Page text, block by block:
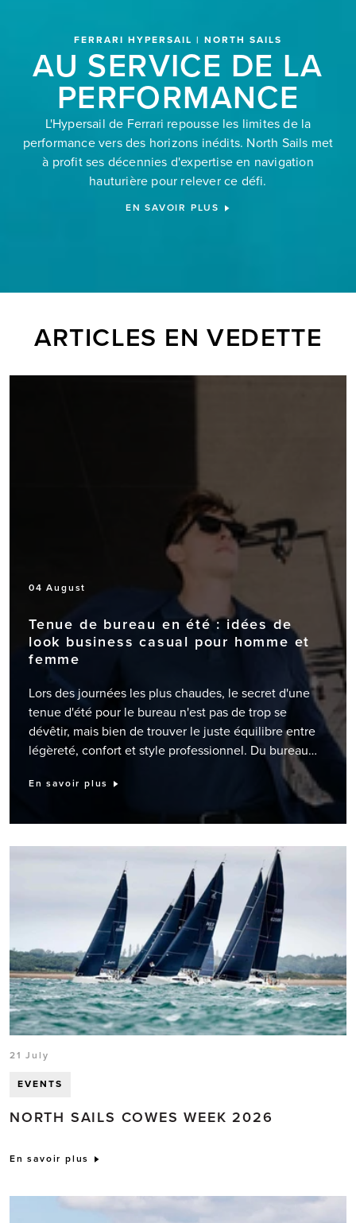
FERRARI HYPERSAIL | NORTH SAILS
AU SERVICE DE LA
PERFORMANCE
L'Hypersail de Ferrari repousse les limites de la
performance vers des horizons inédits. North Sails met
à profit ses décennies d'expertise en navigation
hauturière pour relever ce défi.
EN SAVOIR PLUS
ARTICLES EN VEDETTE
04 August
Tenue de bureau en été : idées de
look business casual pour homme et
femme
Lors des journées les plus chaudes, le secret d'une tenue d'été pour le bureau n'est pas de trop se dévêtir, mais bien de trouver le juste équilibre entre légèreté, confort et style professionnel. Du bureau aux réunions, jusqu’aux afterworks, le défi consiste à garder une allure soignée tout en profitant de la fraîcheur nécessaire en cette saison. Pour y parvenir, il est essentiel de privilégier des tissus respirants, des coupes confortables et des accessoires bien pensés. Alliant style décontracté et finitions soignées, la collection Lifestyle de North Sails répond parfaitement aux exigences du vestiaire contemporain : des lignes sobres, des couleurs faciles à associer et des matières performantes. Elle garantit ainsi un vrai confort et une grande liberté de mouvement, du bureau aux moments de détente. Une approche moderne qui réinterprète l'élégance estivale avec simplicité, sans jamais faire de compromis sur la polyvalence. Comment s’habiller en été au bureau ? Pour adapter le dress code formel aux températures estivales, la solution réside dans une garde-robe capsule bien pensée : quelques pièces sélectionnées, faciles à coordonner, qui vous accompagnent du matin au soir. L'équilibre parfait se trouve dans des vêtements mariant fraîcheur et allure professionnelle. Des matières légères, des coupes fluides et des détails astucieux permettent ainsi de composer une tenue de travail d'été impeccable, même en pleine canicule. Un bon look de bureau estival doit être aussi adapté aux déplacements urbains qu'à la vie en entreprise. C'est pourquoi les blazers légers, les chemises amples, les pantalons larges et les robes épurées deviennent des alliés indispensables. Une tenue de travail casual en été, qu'elle soit pour femme ou pour homme, reste tout à fait professionnelle si elle mise sur des lignes nettes et des teintes équilibrées. Des matières légères et performantes Le choix des tissus est crucial pour affronter la chaleur sans sacrifier l’élégance ni la tenue de vos vêtements. Le lin reste un incontournable naturel, idéal pour un blazer déstructuré, une chemise ou un pantalon fluide. Le coton apporte fraîcheur et confort au quotidien, tandis que la viscose et le crêpe créent des silhouettes fluides, parfaitement adaptées aux journées les plus rythmées. Pour une approche plus technique, le jersey performant s'impose comme une solution idéale : il accompagne vos mouvements et assure une allure impeccable du matin au soir. Ces matières sont pensées pour faciliter votre quotidien, du trajet matinal aux réunions de fin de journée, sans jamais alourdir la silhouette. À l'inverse, mieux vaut éviter les matières lourdes ou les synthétiques classiques comme le polyester, le nylon traditionnel, le velours ou les laines denses, qui emprisonnent la chaleur et accentuent l'inconfort en plein été. Des couleurs polyvalentes et faciles à associer En été, la palette chromatique ne sert pas seulement à harmoniser votre garde-robe : elle permet aussi d’apporter une vraie sensation de fraîcheur et de légèreté. Le blanc cassé, le sable, le beige, le gris clair et le bleu marine sont des teintes sobres et lumineuses qui s’associent sans effort pour créer des silhouettes élégantes et harmonieuses. Ce n'est pas un hasard s'il s'agit des couleurs emblématiques du style marin classique, depuis toujours synonyme d'une élégance intemporelle et décontractée inspirée de l'univers de la voile. Miser sur cette palette neutre vous permet de démultiplier les combinaisons avec un minimum de pièces, rendant votre tenue de travail d'été d'autant plus pratique et facile à marier. Si le noir reste une valeur sûre, mieux vaut toutefois en limiter l’usage au quotidien. Parce qu'il absorbe la lumière et retient la chaleur bien plus que les tons clairs, il peut vite accentuer l'inconfort lors de vos déplacements en extérieur. Pour un look de bureau parfaitement adapté à la saison estivale, on conseille donc de l'alterner avec des nuances plus douces et lumineuses. Les imprimés ont eux aussi leur place dans votre vestiaire professionnel, à condition de rester discrets. Les fines rayures, en particulier verticales, sont un choix raffiné, idéal pour des chemises, des pantalons ou des robes légères. Vous pouvez également opter pour des micro-motifs ton sur ton ou des détails géométriques subtils. En revanche, balayez les motifs XXL, les couleurs trop criardes ou les contrastes marqués, qui s'adaptent moins facilement à la vie de bureau. Des coupes fluides et épurées Par temps chaud, mieux vaut éviter les vêtements trop moulants ou les structures trop rigides. Les silhouettes les plus adaptées sont aériennes mais maîtrisées : pantalons larges, chemises à la coupe décontractée, blazers souples, robes midi et jupes fluides. Le résultat doit conjuguer confort absolu et allure soignée. L'entretien de vos vêtements joue aussi un rôle essentiel. Une pièce bien repassée paraît immédiatement plus nette et valorise la qualité du tissu. Cependant, sortir le fer à repasser en pleine canicule peut vite devenir un calvaire. C'est pourquoi on préfère miser sur des matières naturellement souples et accepter les légers plis, indissociables du lin par exemple. Ils font tout le charme de ce textile et contribuent à une élégance décontractée et contemporaine. Comment réussir son look d'été au travail avec North Sails Quand les températures grimpent, ce sont les vêtements et les accessoires capables de vous accompagner avec naturel tout au long de la journée qui font toute la différence. La collection North Sails a été pensée précisément dans ce but : proposer des essentiels intemporels, pratiques et faciles à porter, à la ville comme au bureau. Grâce à des coupes sobres, des teintes neutres et des matières techniques performantes, il devient simple de composer des tenues équilibrées et contemporaines. Elles s'adaptent à merveille au style business casual comme aux journées bien remplies, entre rendez-vous clients, déplacements professionnels et moments de détente en fin de journée. Le résultat ? Un vestiaire estival qui conjugue confort, praticité et élégance décontractée, en parfaite adéquation avec les codes de l'entreprise moderne. Élégance et confort : trouver la tenue professionnelle d'été idéale pour femme En matière de look de travail d'été pour femme, il n'existe pas de formule magique unique. La tenue idéale dépend avant tout de votre secteur d’activité, de votre agenda et du degré de formalité requis au fil de la journée. Pourtant, avec seulement quelques pièces clés et bien coordonnées, il est facile de composer un vestiaire professionnel estival complet. De quoi afficher une allure soignée et impeccable du premier rendez-vous de la matinée jusqu'au dernier engagement de la journée, tout en restant parfaitement à l'aise. Pour une journée au bureau : l'association d'une chemise légère et fluide avec un pantalon wide leg crée un look à la fois chic et décontracté. Alternativement, une robe chemise simple s'impose comme une option ultra-pratique, à compléter avec des mocassins, des ballerines ou des baskets élégantes. Pour les réunions et les présentations : un blazer léger sur un pantalon de tailleur, une jupe midi associée à une chemise ou encore une robe à la coupe simple permettent d’affirmer votre professionnalisme sans alourdir la silhouette. Pour les déjeuners d'affaires et les événements d'entreprise : un tailleur léger dans des tons neutres, une robe midi fluide ou un top élégant porté avec un pantalon souple constituent des choix raffinés, idéaux pour les moments de networking. Pour un environnement smart casual : un t-shirt basique glissé sous un blazer déstructuré, un polo féminin associé à un bermuda habillé, ou une chemise en lin avec un jean brut permettent de conserver une image professionnelle tout en y insufflant une note plus informelle. Tenue de bureau en été pour homme : les combinaisons incontournables Du côté du vestiaire masculin, la règle d'or reste la même : alléger sa garde-robe sans pour autant renoncer à une allure professionnelle. Un look de travail d'été pour homme devrait rester impeccable, fonctionnel et adapté aux codes de l'entreprise, tout en privilégiant des tissus plus respirants, des coupes moins rigides et des teintes de saison. Pour une journée au bureau : il existe de nombreuses associations formelles et légères pour affronter la chaleur avec assurance. Les chemises en lin et les polos en coton léger se marient ainsi parfaitement avec un chino ou un pantalon habillé léger pour un rendu simple mais extrêmement soigné. Pour les réunions et les présentations : une veste déstructurée portée sur une chemise claire, associée à un pantalon fluide et des baskets minimalistes, garantit une image professionnelle sans aucune lourdeur. Pour une approche plus contemporaine, la chemise classique peut être remplacée par un polo uni lors de vos réunions estivales. Pour les déjeuners d'affaires et les événements professionnels : le costume dépareillé reste l'une des options les plus polyvalentes. Un blazer souple, un pantalon chino et une chemise au col ouvert offrent le juste équilibre entre élégance et décontraction. Pour un cadre smart casual : un t-shirt à col rond sous une veste légère, une chemise ouverte sur un chino, ou un polo technique associé à des mocassins permettent de garder une allure impeccable tout en adoptant un style plus décontracté. Accessoires et chaussures : finaliser son look d'été au travail Dans une tenue de bureau estivale, les accessoires ne se contentent pas d'être esthétiques : ils rendent aussi vos journées plus pratiques et confortables. L'idéal est de s'orienter vers des modèles épurés et fonctionnels, parfaits pour vous accompagner dans vos déplacements quotidiens sans jamais alourdir la silhouette. Les cabas, les tote bags et les sacs à dos au design minimaliste offrent tout l’espace nécessaire pour transporter un ordinateur, des documents et vos effets personnels, s'adaptant aussi bien au cadre profe
En savoir plus
21 July
EVENTS
NORTH SAILS COWES WEEK 2026
En savoir plus